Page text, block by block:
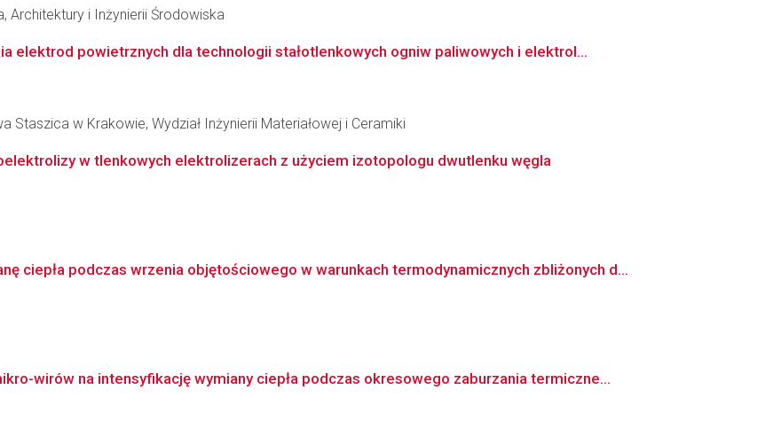
Architektury i Inżynierii Środowiska
elektrod powietrznych dla technologii stałotlenkowych ogniw paliwowych i elektrol...
Staszica w Krakowie, Wydział Inżynierii Materiałowej i Ceramiki
w tlenkowych elektrolizerach z użyciem izotopologu dwutlenku węgla
ciepła podczas wrzenia objętościowego w warunkach termodynamicznych zbliżonych d...
wirów na intensyfikację wymiany ciepła podczas okresowego zaburzania termiczne...